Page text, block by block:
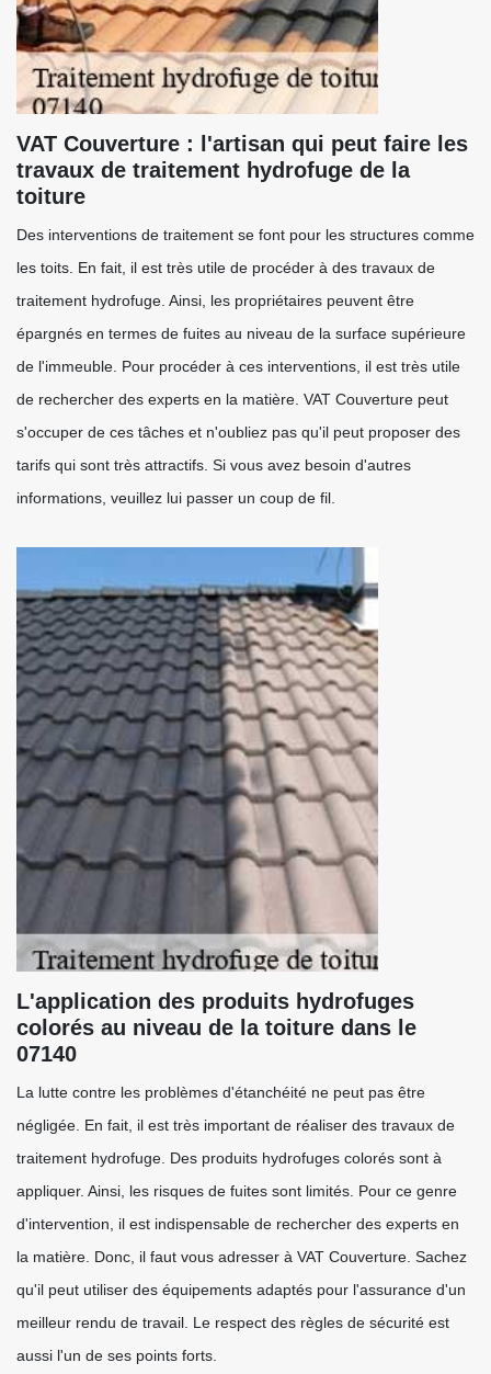
VAT Couverture : l'artisan qui peut faire les
travaux de traitement hydrofuge de la
toiture
Des interventions de traitement se font pour les structures comme
les toits. En fait, il est très utile de procéder à des travaux de
traitement hydrofuge. Ainsi, les propriétaires peuvent être
épargnés en termes de fuites au niveau de la surface supérieure
de l'immeuble. Pour procéder à ces interventions, il est très utile
de rechercher des experts en la matière. VAT Couverture peut
s'occuper de ces tâches et n'oubliez pas qu'il peut proposer des
tarifs qui sont très attractifs. Si vous avez besoin d'autres
informations, veuillez lui passer un coup de fil.
L'application des produits hydrofuges
colorés au niveau de la toiture dans le
07140
La lutte contre les problèmes d'étanchéité ne peut pas être
négligée. En fait, il est très important de réaliser des travaux de
traitement hydrofuge. Des produits hydrofuges colorés sont à
appliquer. Ainsi, les risques de fuites sont limités. Pour ce genre
d'intervention, il est indispensable de rechercher des experts en
la matière. Donc, il faut vous adresser à VAT Couverture. Sachez
qu'il peut utiliser des équipements adaptés pour l'assurance d'un
meilleur rendu de travail. Le respect des règles de sécurité est
aussi l'un de ses points forts.